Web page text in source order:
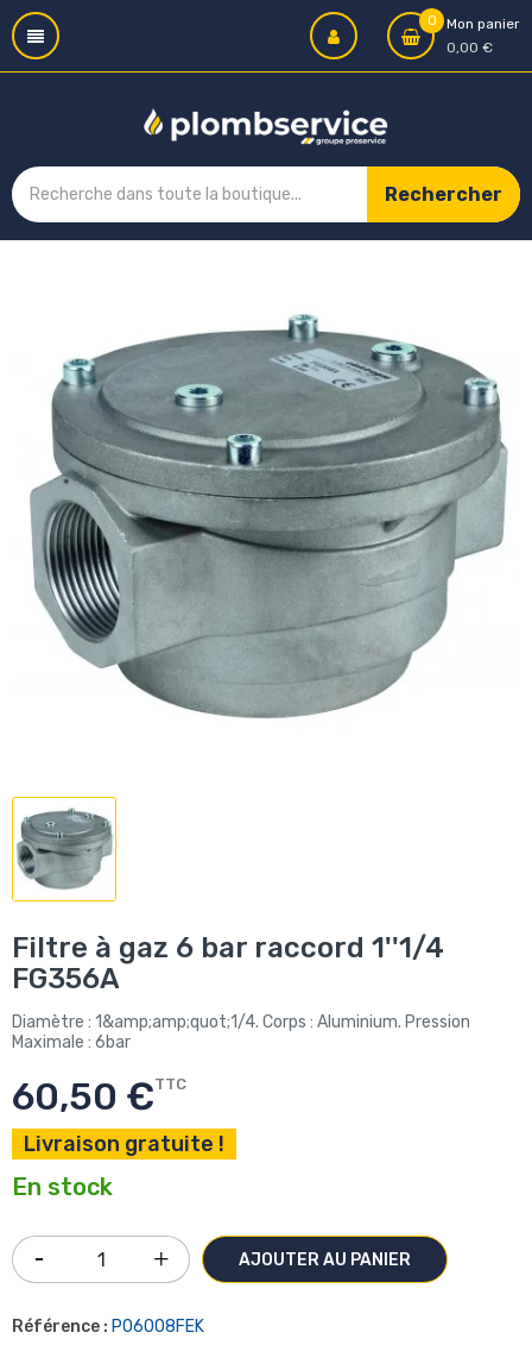
0
Mon panier
0,00 €
Rechercher
Filtre à gaz 6 bar raccord 1''1/4
FG356A
Diamètre : 1&amp;amp;quot;1/4. Corps : Aluminium. Pression
Maximale : 6bar
60,50 €TTC
Livraison gratuite !
En stock
AJOUTER AU PANIER
Référence : P06008FEK